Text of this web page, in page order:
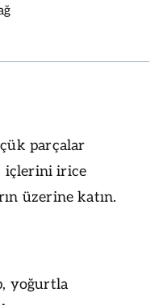
parçalar
içlerini irice
üzerine katın.
yoğurtla